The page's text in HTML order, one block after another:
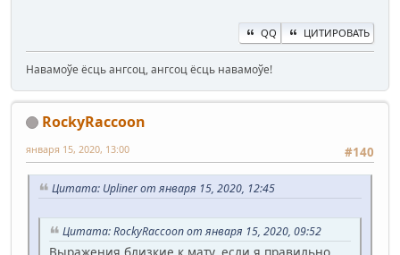
QQ ЦИТИРОВАТЬ
Навамоўе ёсць ангсоц, ангсоц ёсць навамоўе!
RockyRaccoon
#140
января 15, 2020, 13:00
Цитата: Upliner от января 15, 2020, 12:45
Цитата: RockyRaccoon от января 15, 2020, 09:52
Выражения близкие к мату, если я правильно